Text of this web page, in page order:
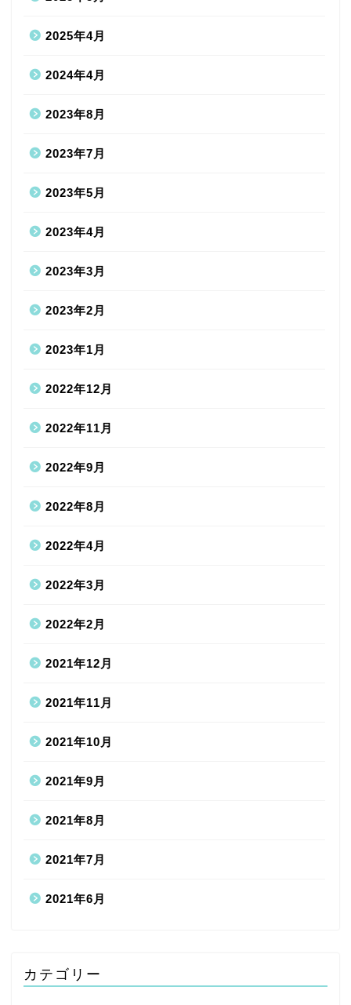
2025年4月
2024年4月
2023年8月
2023年7月
2023年5月
2023年4月
2023年3月
2023年2月
2023年1月
2022年12月
2022年11月
2022年9月
2022年8月
2022年4月
2022年3月
2022年2月
2021年12月
2021年11月
2021年10月
2021年9月
2021年8月
2021年7月
2021年6月
カテゴリー